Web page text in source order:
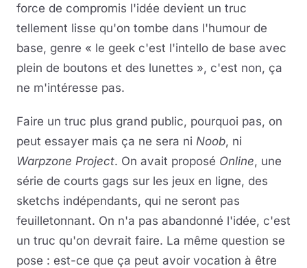
force de compromis l'idée devient un truc
tellement lisse qu'on tombe dans l'humour de
base, genre « le geek c'est l'intello de base avec
plein de boutons et des lunettes », c'est non, ça
ne m'intéresse pas.
Faire un truc plus grand public, pourquoi pas, on
peut essayer mais ça ne sera ni Noob, ni
Warpzone Project. On avait proposé Online, une
série de courts gags sur les jeux en ligne, des
sketchs indépendants, qui ne seront pas
feuilletonnant. On n'a pas abandonné l'idée, c'est
un truc qu'on devrait faire. La même question se
pose : est-ce que ça peut avoir vocation à être